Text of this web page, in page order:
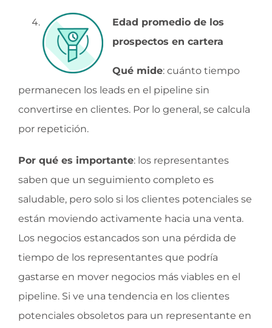
Edad promedio de los
prospectos en cartera
Qué mide: cuánto tiempo
permanecen los leads en el pipeline sin
convertirse en clientes. Por lo general, se calcula
por repetición.
Por qué es importante: los representantes
saben que un seguimiento completo es
saludable, pero solo si los clientes potenciales se
están moviendo activamente hacia una venta.
Los negocios estancados son una pérdida de
tiempo de los representantes que podría
gastarse en mover negocios más viables en el
pipeline. Si ve una tendencia en los clientes
potenciales obsoletos para un representante en